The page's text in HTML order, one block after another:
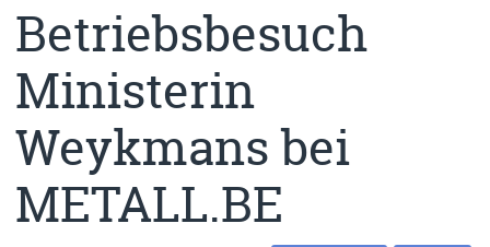
Betriebsbesuch
Ministerin
Weykmans bei
METALL.BE